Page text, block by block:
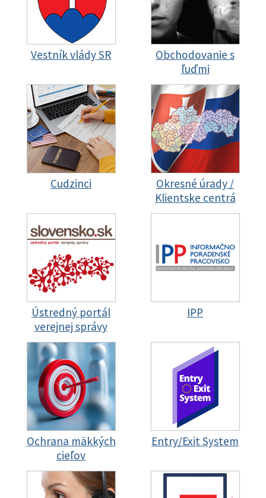
Vestník vlády SR
Obchodovanie s
ľuďmi
Cudzinci
Okresné úrady /
Klientske centrá
Ústredný portál
verejnej správy
IPP
Ochrana mäkkých
cieľov
Entry/Exit System